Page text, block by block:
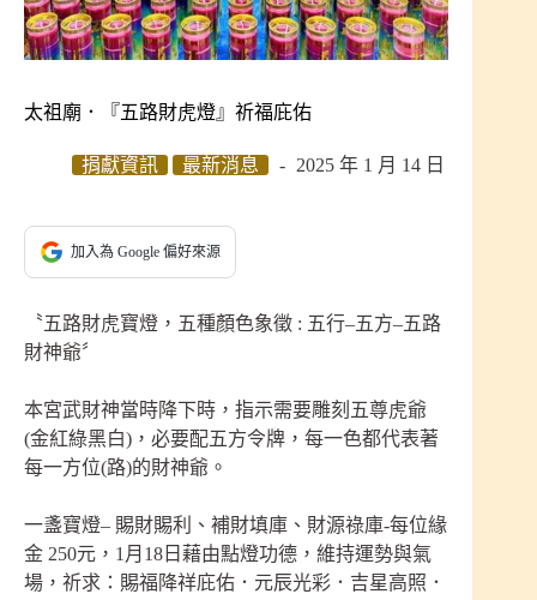
太祖廟．『五路財虎燈』祈福庇佑
捐獻資訊 最新消息 2025 年 1 月 14 日
加入為 Google 偏好來源
〝五路財虎寶燈，五種顏色象徵 : 五行–五方–五路
財神爺〞
本宮武財神當時降下時，指示需要雕刻五尊虎爺
(金紅綠黑白)，必要配五方令牌，每一色都代表著
每一方位(路)的財神爺。
一盞寶燈– 賜財賜利、補財填庫、財源祿庫-每位緣
金 250元，1月18日藉由點燈功德，維持運勢與氣
場，祈求：賜福降祥庇佑．元辰光彩．吉星高照．